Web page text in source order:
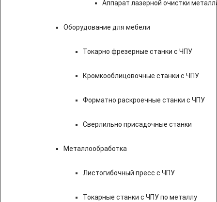
Аппарат лазерной очистки
Оборудование для мебели
Токарно фрезерные станки с ЧПУ
Кромкооблицовочные станки с ЧПУ
Форматно раскроечные станки с ЧПУ
Сверлильно присадочные станки
Металлообработка
Листогибочный пресс с ЧПУ
Токарные станки с ЧПУ по металлу